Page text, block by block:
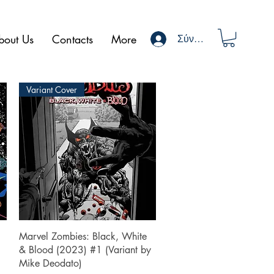
Us Contacts More Σύνδεση
Γρήγορη προβολή
Variant Cover
Marvel Zombies: Black, White
& Blood (2023) #1 (Variant by
Mike Deodato)